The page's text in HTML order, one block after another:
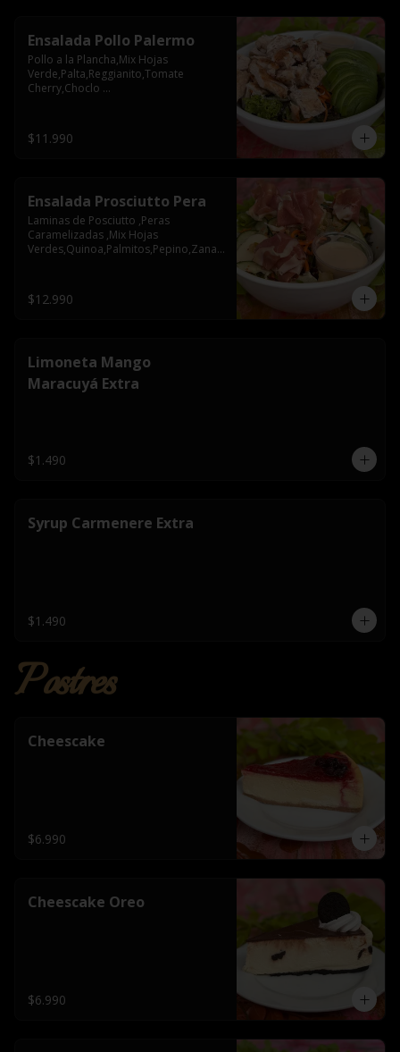
Ensalada Pollo Palermo
Pollo a la Plancha,Mix Hojas
Verde,Palta,Reggianito,Tomate
Cherry,Choclo
$11.990
Ensalada Prosciutto Pera
Laminas de Posciutto ,Peras
Caramelizadas ,Mix Hojas
Verdes,Quinoa,Palmitos,Pepino,Zanah
$12.990
Limoneta Mango
Maracuyá Extra
$1.490
Syrup Carmenere Extra
$1.490
Postres
Cheescake
$6.990
Cheescake Oreo
$6.990